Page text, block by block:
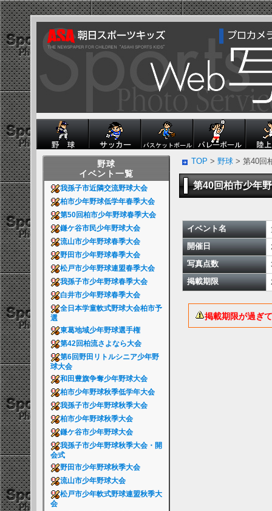
野球
イベント一覧
我孫子市近隣交流野球大会
柏市少年野球低学年春季大会
第50回柏市少年野球春季大会
鎌ケ谷市民少年野球大会
流山市少年野球春季大会
野田市少年野球春季大会
松戸市少年野球連盟春季大会
我孫子市少年野球春季大会
白井市少年野球春季大会
全日本学童軟式野球大会柏市予
選
東葛地域少年野球選手権
第42回柏流さよなら大会
第6回野田リトルシニア少年野
球大会
和田豊旗争奪少年野球大会
柏市少年野球秋季低学年大会
我孫子市少年野球秋季大会
柏市少年野球秋季大会
鎌ケ谷市少年野球大会
我孫子市少年野球秋季大会・開
会式
野田市少年野球秋季大会
流山市少年野球大会
松戸市少年軟式野球連盟秋季大
会
TOP > 野球> 第40回
第40回柏市少年
イベント名
開催日
写真点数
掲載期限
掲載期限が過ぎ